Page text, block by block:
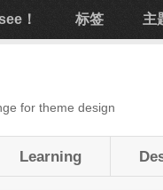
！ 标签 主
for theme design
Learning